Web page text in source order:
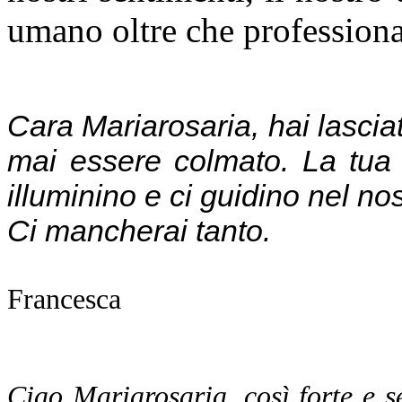
umano oltre che
Cara Mariarosaria, hai
mai essere colmato. La
illuminino e ci guidino nel
Ci mancherai tanto.
Francesca